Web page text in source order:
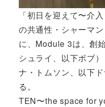
「初日を迎えて〜介
の共通性・シャーマ
に、Module 3は、創
シュライ、以下ボブ
ナ・トムソン、以下
る。
TEN〜the space for